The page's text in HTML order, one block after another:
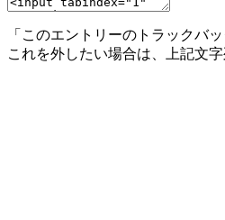
「このエントリーのトラックバ
これを外したい場合は、上記文